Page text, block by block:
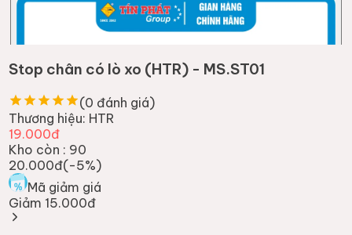
Stop chân có lò xo (HTR) - MS.ST01
(0 đánh giá)
Thương hiệu: HTR
19.000đ
Kho còn : 90
20.000đ(-5%)
Mã giảm giá
Giảm 15.000đ